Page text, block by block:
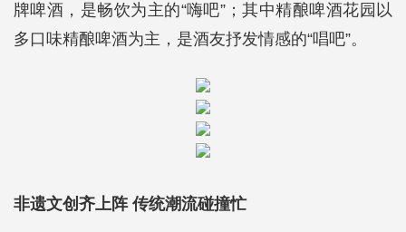
牌啤酒，是畅饮为主的“嗨吧”；其中精酿啤酒花园以
多口味精酿啤酒为主，是酒友抒发情感的“唱吧”。
非遗文创齐上阵 传统潮流碰撞忙